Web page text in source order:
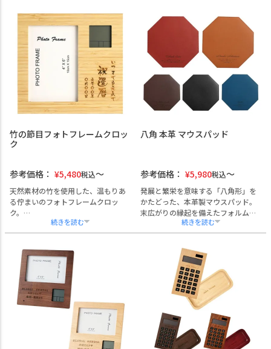
キットル型のガラス瓶にバランスよ
く封じ込めています。
竹の節目フォトフレームクロッ
ク
参考価格： ¥5,480税込
天然素材の竹を使用した、温もりあ
る佇まいのフォトフレームクロッ
ク。
時計・カレンダー・温度計を備え、
実用性とインテリア性を兼ね備えて
竹の「節目」は人生やキャリアの節
目を象徴し、周年記念や退職記念な
どの贈答にふさわしい意味合いを持
つ素材です。
名入れ彫刻に対応し、氏名や日付を
刻むことで、長く手元に残る記念品
縦・横どちらの写真にも対応し、法
人からの感謝や敬意を上品に伝えま
八角 本革 マウスパッド
参考価格： ¥5,980税込
発展と繁栄を意味する「八角形」を
かたどった、本革製マウスパッド。
末広がりの縁起を備えたフォルム
は、周年記念や節目の贈答にふさわ
しい意匠です。素材には、千年以上
用。なめらかな質感と程よいコシ
が、デスクワークを快適に支えま
す。裏面には滑り止め加工を施し、
操作性にも配慮。名入れ彫刻は控え
めに仕上げ、ビジネスシーンにも自
然に馴染みます。専用ギフトボック
ス入りで、法人からの記念贈呈に最
適です。